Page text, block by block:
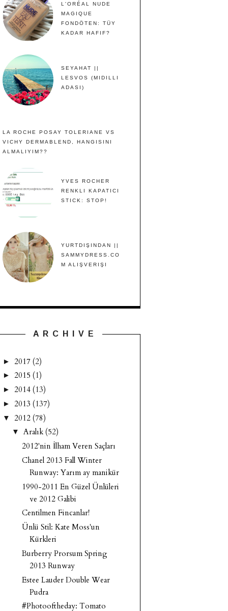
L'ORÉAL NUDE
MAGIQUE
FONDÖTEN: TÜY
KADAR HAFIF?
SEYAHAT ||
LESVOS (MIDILLI
ADASI)
LA ROCHE POSAY TOLERIANE VS
VICHY DERMABLEND, HANGISINI
ALMALIYIM??
YVES ROCHER
RENKLI KAPATICI
STICK: STOP!
YURTDIŞINDAN ||
SAMMYDRESS.CO
M ALIŞVERIŞI
A R C H I V E
► 2017 (2)
► 2015 (1)
► 2014 (13)
► 2013 (137)
▼ 2012 (78)
▼ Aralık (52)
2012'nin İlham Veren Saçları
Chanel 2013 Fall Winter
Runway: Yarım ay manikür
1990-2011 En Güzel Ünlüleri
ve 2012 Galibi
Centilmen Fincanlar!
Ünlü Stil: Kate Moss'un
Kürkleri
Burberry Prorsum Spring
2013 Runway
Estee Lauder Double Wear
Pudra
#Photooftheday: Tomato